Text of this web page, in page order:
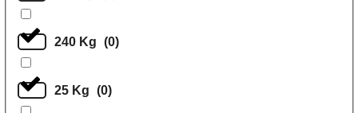
240 Kg (0)
25 Kg (0)